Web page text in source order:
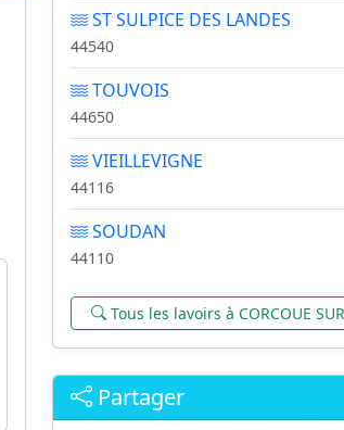
ST SULPICE DES LANDES
44540
TOUVOIS
44650
VIEILLEVIGNE
44116
SOUDAN
44110
Tous les lavoirs à CORCOUE
Partager